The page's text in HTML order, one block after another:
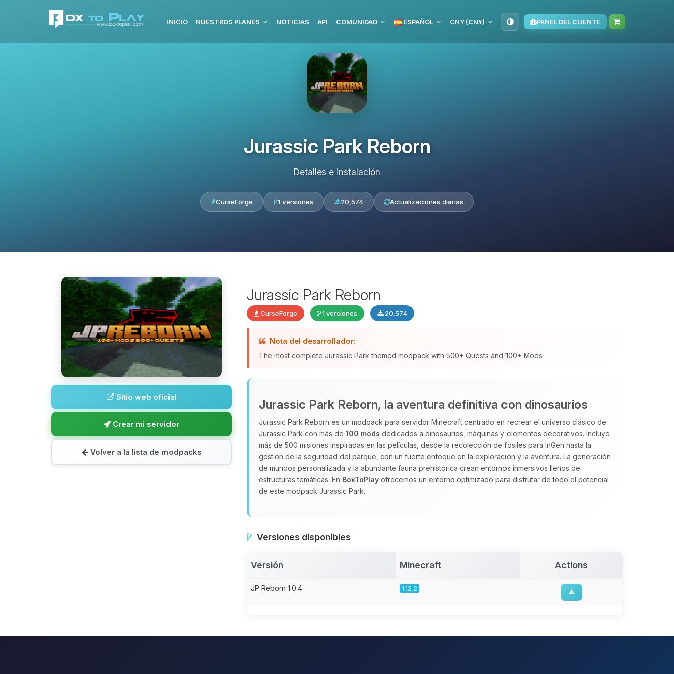
INICIO NUESTROS PLANES NOTICIAS API COMUNIDAD ESPAÑOL CNY (CN¥) PANEL DEL CLIENTE
Jurassic Park Reborn
Detalles e instalación
CurseForge 1 versiones 20,574 Actualizaciones diarias
Sitio web oficial
Crear mi servidor
Volver a la lista de modpacks
Jurassic Park Reborn
CurseForge 1 versiones 20,574
Nota del desarrollador:
The most complete Jurassic Park themed modpack with 500+ Quests and 100+ Mods
Jurassic Park Reborn, la aventura definitiva con dinosaurios
Jurassic Park Reborn es un modpack para servidor Minecraft centrado en recrear el universo clásico de
Jurassic Park con más de 100 mods dedicados a dinosaurios, máquinas y elementos decorativos. Incluye
más de 500 misiones inspiradas en las películas, desde la recolección de fósiles para InGen hasta la
gestión de la seguridad del parque, con un fuerte enfoque en la exploración y la aventura. La generación
de mundos personalizada y la abundante fauna prehistórica crean entornos inmersivos llenos de
estructuras temáticas. En BoxToPlay ofrecemos un entorno optimizado para disfrutar de todo el potencial
de este modpack Jurassic Park.
Versiones disponibles
Versión Minecraft Actions
JP Reborn 1.0.4 1.12.2